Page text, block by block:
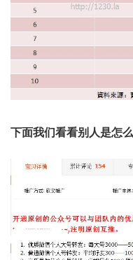
下面我们看看别人是怎